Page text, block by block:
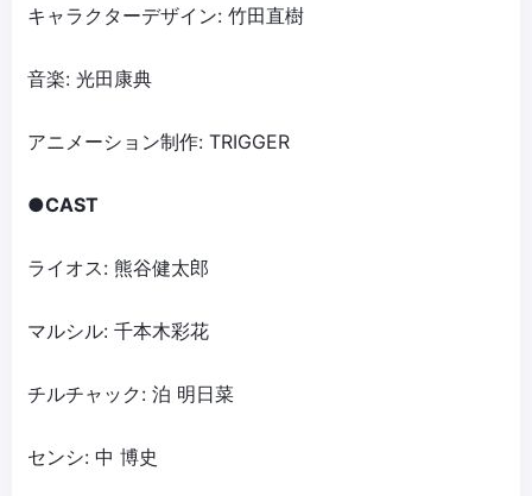
キャラクターデザイン: 竹田直樹
音楽: 光田康典
アニメーション制作: TRIGGER
●CAST
ライオス: 熊谷健太郎
マルシル: 千本木彩花
チルチャック: 泊 明日菜
センシ: 中 博史